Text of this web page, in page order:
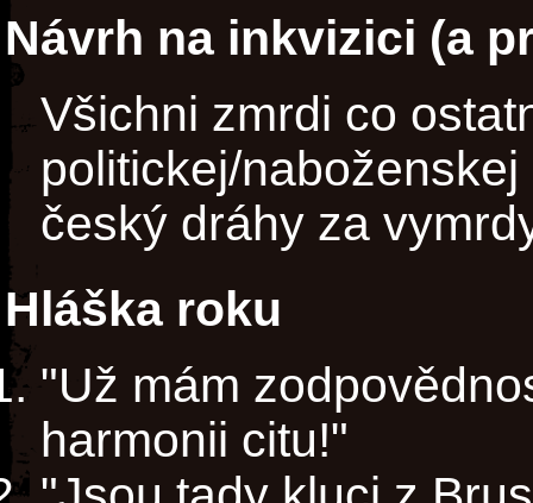
Návrh na inkvizici (a
Všichni zmrdi co
politickej/
český dráhy za
Hláška roku
"Už mám
harmonii citu!"